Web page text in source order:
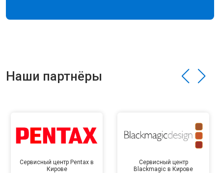
Наши партнёры
Сервисный центр Pentax в
Кирове
Сервисный центр
Blackmagic в Кирове